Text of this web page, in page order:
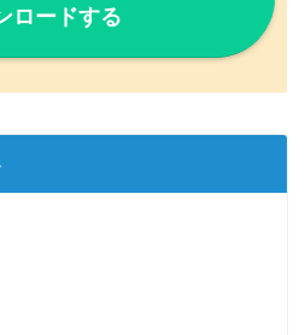
ロードする